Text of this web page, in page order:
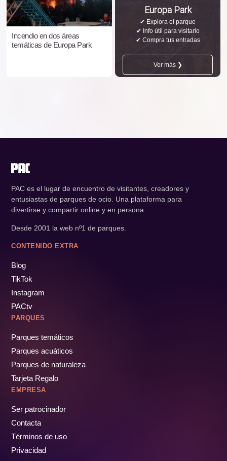
Incendio en dos áreas
temáticas de Europa Park
Europa Park
✔ Explora el parque
✔ Info útil para visitarlo
✔ Compra tus entradas
Ver más ❯
PAC es el lugar de encuentro de visitantes, creadores y
entusiastas de parques de ocio. Una plataforma para
divertirse y compartir online y en persona.
Desde 2001 la web nº1 de parques.
CONTENIDO EXTRA
Blog
TikTok
Instagram
PACtv
PARQUES
Parques temáticos
Parques acuáticos
Parques de naturaleza
Tarjeta Regalo
EMPRESA
Ser patrocinador
Contacta
Términos de uso
Privacidad